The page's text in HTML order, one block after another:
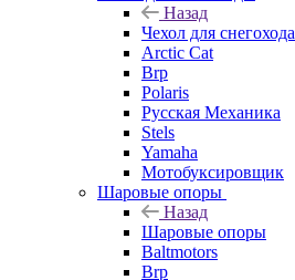
Назад
Чехол для снегохода
Arctic Cat
Brp
Polaris
Русская Механика
Stels
Yamaha
Мотобуксировщик
Шаровые опоры
Назад
Шаровые опоры
Baltmotors
Brp